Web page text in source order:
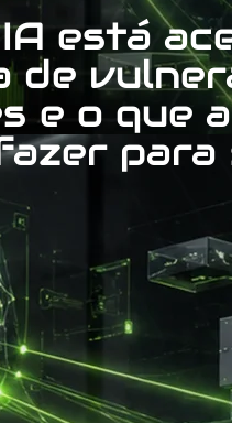
IA está
de
e o que